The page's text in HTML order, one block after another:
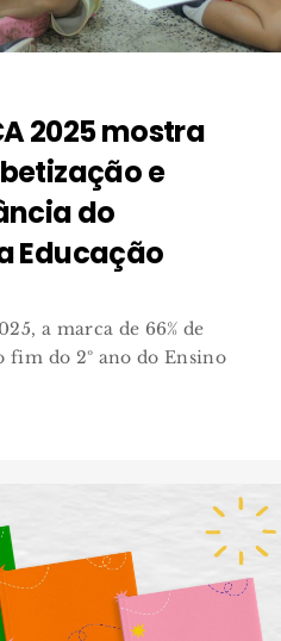
2025 mostra
e
do
Educação
a marca de 66% de
fim do 2º ano do Ensino